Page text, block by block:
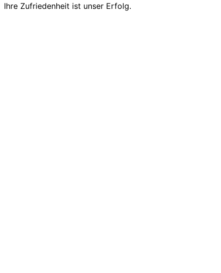
Ihre Zufriedenheit ist unser Erfolg.